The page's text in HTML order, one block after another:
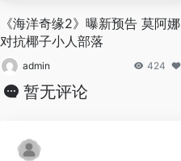
《海洋奇缘2》曝新预告 莫阿娜
对抗椰子小人部落
admin 424
暂无评论